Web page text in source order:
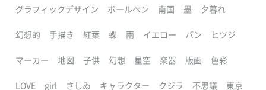
グラフィックデザイン ボールペン 南国 墨 夕暮れ
幻想的 手描き 紅葉 蝶 雨 イエロー パン ヒツジ
マーカー 地図 子供 幻想 星空 楽器 版画 色彩
LOVE girl さしゐ キャラクター クジラ 不思議 東京